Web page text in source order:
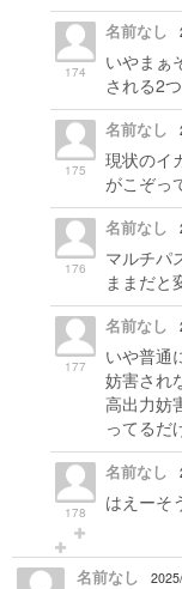
174
名前なし
いやまぁ
される2
175
名前なし
現状のイ
がこぞっ
176
名前なし
マルチパ
ままだと
177
名前なし
いや普通
妨害され
高出力妨
ってるだ
178
名前なし
はえーそ
名前なし